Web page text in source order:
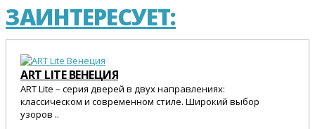
ЗАИНТЕРЕСУЕТ:
ART LITE ВЕНЕЦИЯ
ART Lite – серия дверей в двух направлениях:
классическом и современном стиле. Широкий выбор
узоров ..